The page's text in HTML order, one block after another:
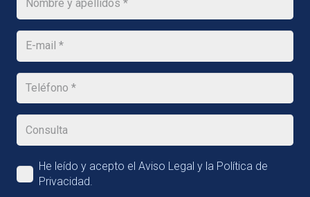
He leído y acepto el Aviso Legal y la Política de
Privacidad.